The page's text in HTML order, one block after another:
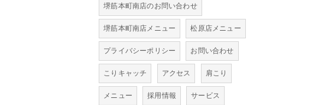
堺筋本町南店のお問い合わせ
堺筋本町南店メニュー 松原店メニュー
プライバシーポリシー お問い合わせ
こりキャッチ アクセス 肩こり
メニュー 採用情報 サービス